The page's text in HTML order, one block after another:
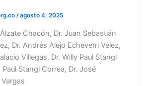
/agosto 4, 2025
Chacón, Dr. Juan Sebastián
Dr. Andrés Alejo Echeverri Velez,
Villegas, Dr. Willy Paul Stangl
Paul Stangl Correa, Dr. José